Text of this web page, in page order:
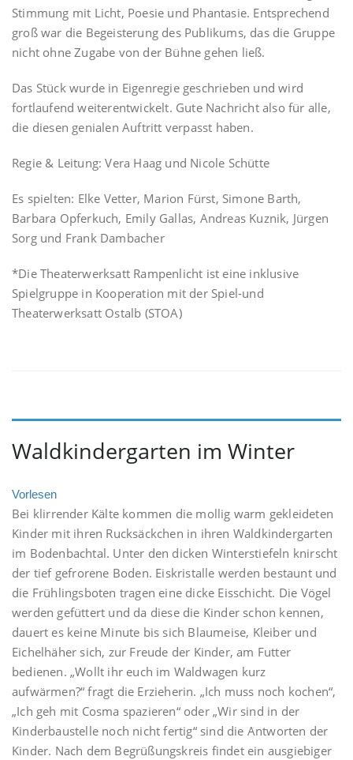
Stimmung mit Licht, Poesie und Phantasie. Entsprechend
groß war die Begeisterung des Publikums, das die Gruppe
nicht ohne Zugabe von der Bühne gehen ließ.
Das Stück wurde in Eigenregie geschrieben und wird
fortlaufend weiterentwickelt. Gute Nachricht also für alle,
die diesen genialen Auftritt verpasst haben.
Regie & Leitung: Vera Haag und Nicole Schütte
Es spielten: Elke Vetter, Marion Fürst, Simone Barth,
Barbara Opferkuch, Emily Gallas, Andreas Kuznik, Jürgen
Sorg und Frank Dambacher
*Die Theaterwerksatt Rampenlicht ist eine inklusive
Spielgruppe in Kooperation mit der Spiel-und
Theaterwerksatt Ostalb (STOA)
Waldkindergarten im Winter
Vorlesen
Bei klirrender Kälte kommen die mollig warm gekleideten
Kinder mit ihren Rucksäckchen in ihren Waldkindergarten
im Bodenbachtal. Unter den dicken Winterstiefeln knirscht
der tief gefrorene Boden. Eiskristalle werden bestaunt und
die Frühlingsboten tragen eine dicke Eisschicht. Die Vögel
werden gefüttert und da diese die Kinder schon kennen,
dauert es keine Minute bis sich Blaumeise, Kleiber und
Eichelhäher sich, zur Freude der Kinder, am Futter
bedienen. „Wollt ihr euch im Waldwagen kurz
aufwärmen?“ fragt die Erzieherin. „Ich muss noch kochen“,
„Ich geh mit Cosma spazieren“ oder „Wir sind in der
Kinderbaustelle noch nicht fertig“ sind die Antworten der
Kinder. Nach dem Begrüßungskreis findet ein ausgiebiger